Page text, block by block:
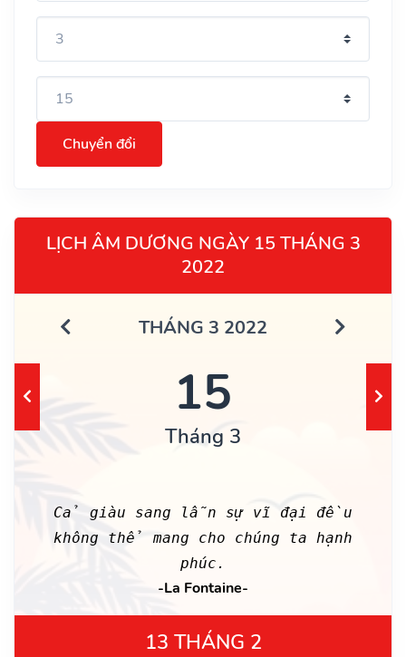
Chuyển đổi
LỊCH ÂM DƯƠNG NGÀY 15 THÁNG 3
2022
THÁNG 3 2022
15
Tháng 3
Cả giàu sang lẫn sự vĩ đại đều
không thể mang cho chúng ta hạnh
phúc.
-La Fontaine-
13 THÁNG 2